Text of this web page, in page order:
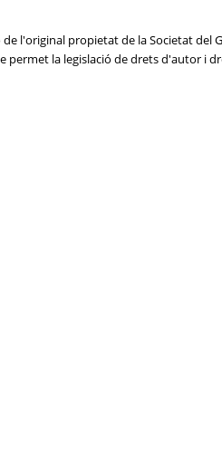
l'original propietat de la Societat del
la legislació de drets d'autor i